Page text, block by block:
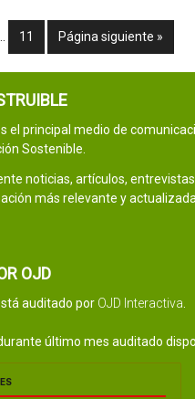
11 Página siguiente »
el principal medio de
Sostenible.
noticias, artículos,
más relevante y
OJD
auditado por OJD Interactiva
último mes auditado